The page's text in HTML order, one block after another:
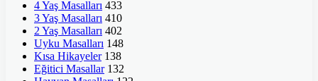
4 Yaş Masalları 433
3 Yaş Masalları 410
2 Yaş Masalları 402
Uyku Masalları 148
Kısa Hikayeler 138
Eğitici Masallar 132